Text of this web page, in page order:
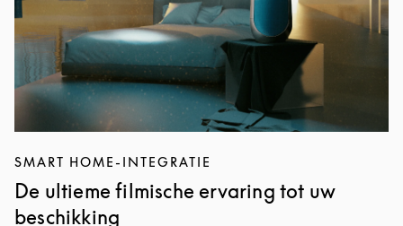
SMART HOME-INTEGRATIE
De ultieme filmische ervaring tot uw
beschikking